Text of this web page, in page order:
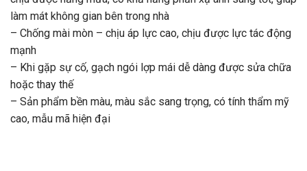
làm mát không gian bên trong nhà
– Chống mài mòn – chịu áp lực cao, chịu được lực tác động
mạnh
– Khi gặp sự cố, gạch ngói lợp mái dễ dàng được sửa chữa
hoặc thay thế
– Sản phẩm bền màu, màu sắc sang trọng, có tính thẩm mỹ
cao, mẫu mã hiện đại